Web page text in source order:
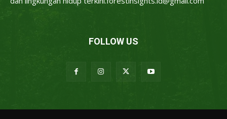
FOLLOW US